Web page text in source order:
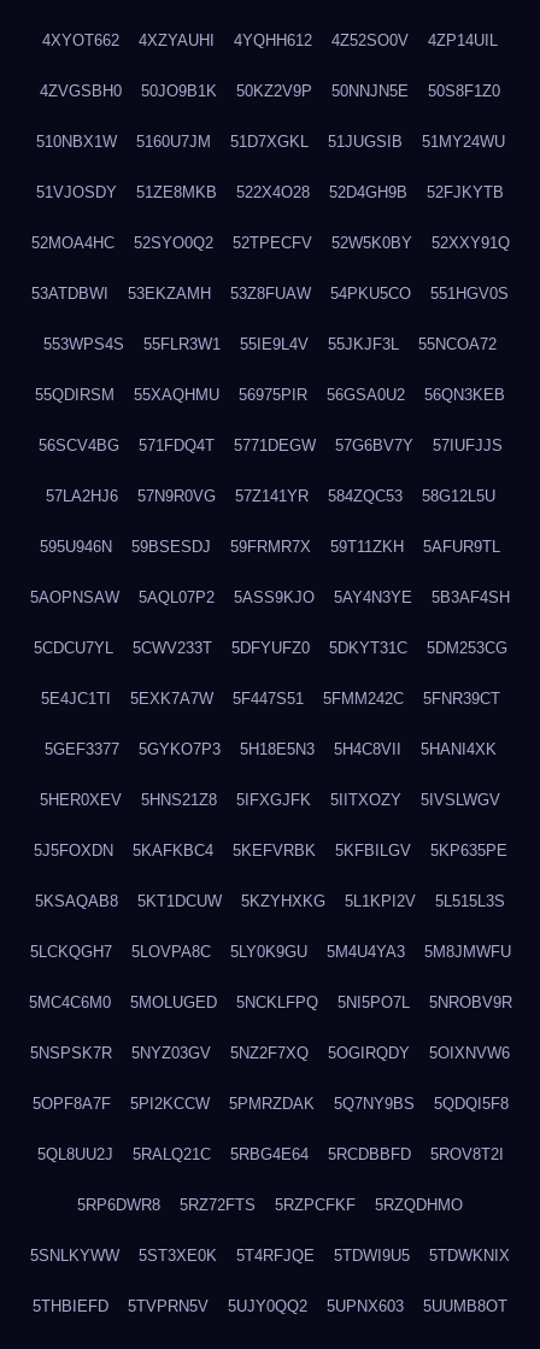
4XYOT662 4XZYAUHI 4YQHH612 4Z52SO0V 4ZP14UIL
4ZVGSBH0 50JO9B1K 50KZ2V9P 50NNJN5E 50S8F1Z0
510NBX1W 5160U7JM 51D7XGKL 51JUGSIB 51MY24WU
51VJOSDY 51ZE8MKB 522X4O28 52D4GH9B 52FJKYTB
52MOA4HC 52SYO0Q2 52TPECFV 52W5K0BY 52XXY91Q
53ATDBWI 53EKZAMH 53Z8FUAW 54PKU5CO 551HGV0S
553WPS4S 55FLR3W1 55IE9L4V 55JKJF3L 55NCOA72
55QDIRSM 55XAQHMU 56975PIR 56GSA0U2 56QN3KEB
56SCV4BG 571FDQ4T 5771DEGW 57G6BV7Y 57IUFJJS
57LA2HJ6 57N9R0VG 57Z141YR 584ZQC53 58G12L5U
595U946N 59BSESDJ 59FRMR7X 59T11ZKH 5AFUR9TL
5AOPNSAW 5AQL07P2 5ASS9KJO 5AY4N3YE 5B3AF4SH
5CDCU7YL 5CWV233T 5DFYUFZ0 5DKYT31C 5DM253CG
5E4JC1TI 5EXK7A7W 5F447S51 5FMM242C 5FNR39CT
5GEF3377 5GYKO7P3 5H18E5N3 5H4C8VII 5HANI4XK
5HER0XEV 5HNS21Z8 5IFXGJFK 5IITXOZY 5IVSLWGV
5J5FOXDN 5KAFKBC4 5KEFVRBK 5KFBILGV 5KP635PE
5KSAQAB8 5KT1DCUW 5KZYHXKG 5L1KPI2V 5L515L3S
5LCKQGH7 5LOVPA8C 5LY0K9GU 5M4U4YA3 5M8JMWFU
5MC4C6M0 5MOLUGED 5NCKLFPQ 5NI5PO7L 5NROBV9R
5NSPSK7R 5NYZ03GV 5NZ2F7XQ 5OGIRQDY 5OIXNVW6
5OPF8A7F 5PI2KCCW 5PMRZDAK 5Q7NY9BS 5QDQI5F8
5QL8UU2J 5RALQ21C 5RBG4E64 5RCDBBFD 5ROV8T2I
5RP6DWR8 5RZ72FTS 5RZPCFKF 5RZQDHMO
5SNLKYWW 5ST3XE0K 5T4RFJQE 5TDWI9U5 5TDWKNIX
5THBIEFD 5TVPRN5V 5UJY0QQ2 5UPNX603 5UUMB8OT